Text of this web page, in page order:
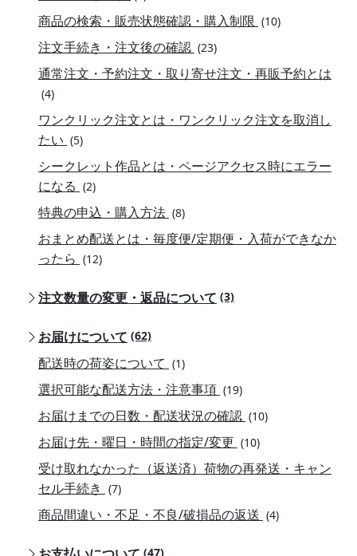
商品の検索・販売状態確認・購入制限 (10)
注文手続き・注文後の確認 (23)
通常注文・予約注文・取り寄せ注文・再販予約とは
(4)
ワンクリック注文とは・ワンクリック注文を取消し
たい (5)
シークレット作品とは・ページアクセス時にエラー
になる (2)
特典の申込・購入方法 (8)
おまとめ配送とは・毎度便/定期便・入荷ができなか
ったら (12)
注文数量の変更・返品について (3)
お届けについて (62)
配送時の荷姿について (1)
選択可能な配送方法・注意事項 (19)
お届けまでの日数・配送状況の確認 (10)
お届け先・曜日・時間の指定/変更 (10)
受け取れなかった（返送済）荷物の再発送・キャン
セル手続き (7)
商品間違い・不足・不良/破損品の返送 (4)
(47)